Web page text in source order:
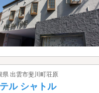
県 出雲市斐川町荘原
ル シャトル